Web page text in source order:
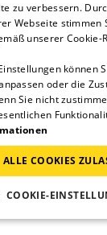
zu verbessern.
Webseite stimmen
unserer Cookie-
können
oder die
Sie nicht
ALLE COOKIES
COOKIE-